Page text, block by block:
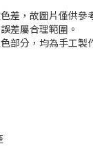
差，故圖片僅供
差屬合理範圍。
部分，均為手工